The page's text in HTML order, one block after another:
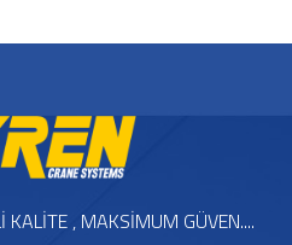
KALİTE , MAKSİMUM GÜVEN....